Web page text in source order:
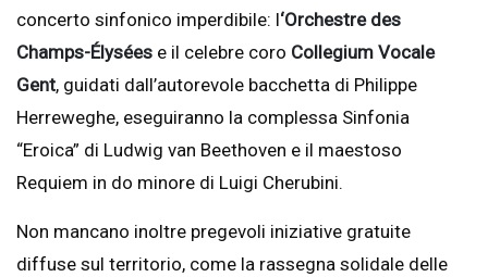
concerto sinfonico imperdibile: l‘Orchestre des
Champs-Élysées e il celebre coro Collegium Vocale
Gent, guidati dall’autorevole bacchetta di Philippe
Herreweghe, eseguiranno la complessa Sinfonia
“Eroica” di Ludwig van Beethoven e il maestoso
Requiem in do minore di Luigi Cherubini.
Non mancano inoltre pregevoli iniziative gratuite
diffuse sul territorio, come la rassegna solidale delle